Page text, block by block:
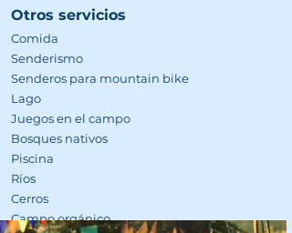
Otros servicios
Comida
Senderismo
Senderos para mountain bike
Lago
Juegos en el campo
Bosques nativos
Piscina
Ríos
Cerros
Campo orgánico